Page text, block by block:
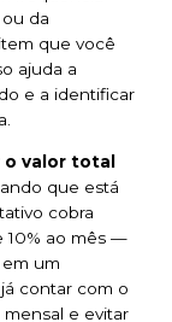
da
que você
ajuda a
e a identificar
valor total
que está
cobra
10% ao mês —
um
contar com o
e evitar